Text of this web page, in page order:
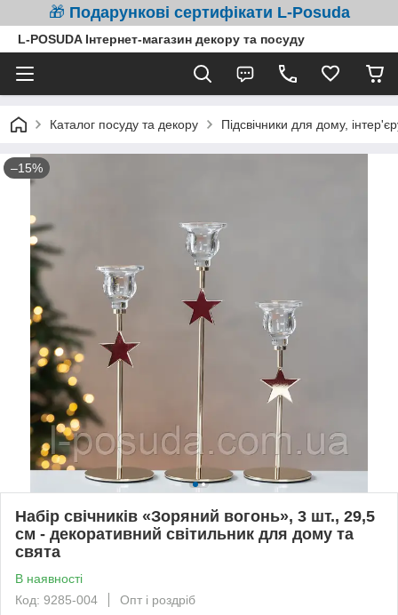
🎁 Подарункові сертифікати L-Posuda
L-POSUDA Інтернет-магазин декору та посуду
Каталог посуду та декору Підсвічники для дому,
–15%
Набір свічників «Зоряний вогонь», 3 шт., 29,5
см - декоративний світильник для дому та
свята
В наявності
Код: 9285-004
Опт і роздріб